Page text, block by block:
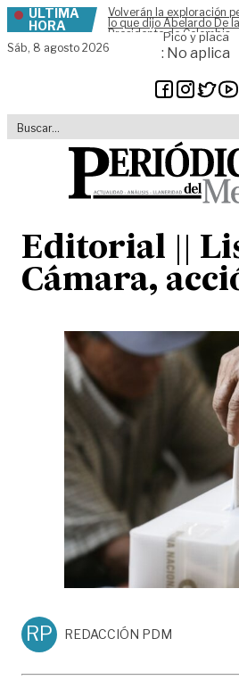
Skip to content
ÚLTIMA
HORA
Volverán la exploración
lo que dijo Abelardo De
Presidente de Colombia
Sáb, 8 agosto 2026
Pico y placa
: No aplica
Editorial ||
Cámara,
RP REDACCIÓN PDM